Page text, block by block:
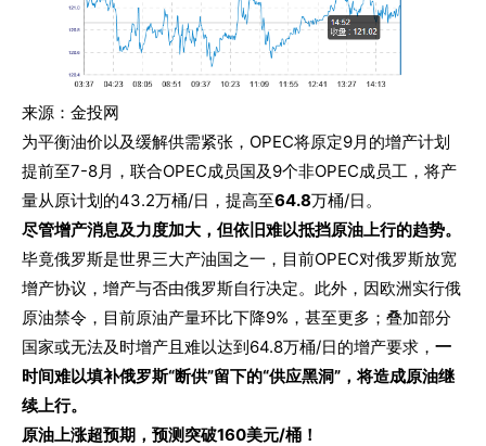
来源：金投网
为平衡油价以及缓解供需紧张，OPEC将原定9月的增产计划
提前至7-8月，联合OPEC成员国及9个非OPEC成员工，将产
量从原计划的43.2万桶/日，提高至64.8万桶/日。
尽管增产消息及力度加大，但依旧难以抵挡原油上行的趋势。
毕竟俄罗斯是世界三大产油国之一，目前OPEC对俄罗斯放宽
增产协议，增产与否由俄罗斯自行决定。此外，因欧洲实行俄
原油禁令，目前原油产量环比下降9%，甚至更多；叠加部分
国家或无法及时增产且难以达到64.8万桶/日的增产要求， 一
时间难以填补俄罗斯“断供”留下的“供应黑洞”，将造成原油继
续上行。
原油上涨超预期，预测突破160美元/桶！